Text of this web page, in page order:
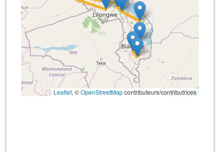
Leaflet, ©OpenStreetMapcontributeurs/contributrices